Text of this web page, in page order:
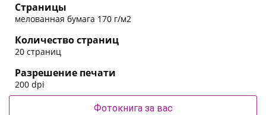
Страницы
мелованная бумага 170 г/м2
Количество страниц
20 страниц
Разрешение печати
200 dpi
Фотокнига за вас